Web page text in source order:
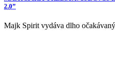
2.0”
Majk Spirit vydáva dlho